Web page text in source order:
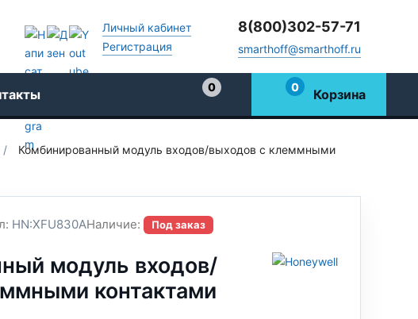
Личный кабинет
Регистрация
8(800)302-57-71
smarthoff@smarthoff.ru
0
0 Корзина
/
Комбинированный модуль входов/выходов с клеммными
HN:XFU830AНаличие: Под заказ
модуль входов/
контактами